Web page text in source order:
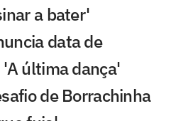
a bater'
data de
'A última dança'
de Borrachinha